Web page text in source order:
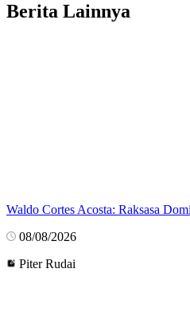
Berita Lainnya
Waldo Cortes Acosta: Raksasa
08/08/2026
Piter Rudai